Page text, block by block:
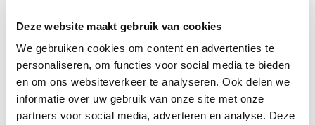
Deze website maakt gebruik van cookies
We gebruiken cookies om content en advertenties te
personaliseren, om functies voor social media te bieden
en om ons websiteverkeer te analyseren. Ook delen we
informatie over uw gebruik van onze site met onze
partners voor social media, adverteren en analyse. Deze
vriendinnetjes en ook van tekenen en kleuren. Ze houden
van dieren.
Profiel steungezin